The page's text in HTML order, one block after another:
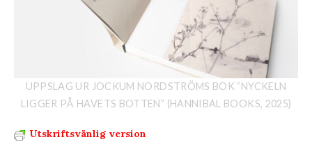
UPPSLAG UR JOCKUM NORDSTRÖMS BOK ”NYCKELN
LIGGER PÅ HAVETS BOTTEN” (HANNIBAL BOOKS, 2025)
Utskriftsvänlig version